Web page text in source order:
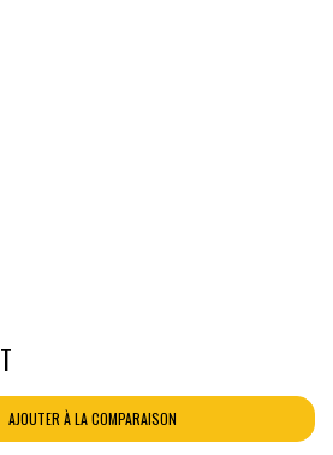
AJOUTER À LA COMPARAISON